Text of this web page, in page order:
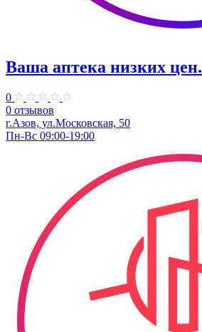
Ваша аптека низких цен.
0
0 отзывов
г.Азов, ул.Московская, 50
Пн-Вс 09:00-19:00